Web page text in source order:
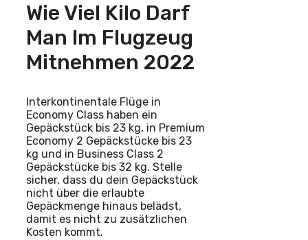
Wie Viel Kilo Darf
Man Im Flugzeug
Mitnehmen 2022
Interkontinentale Flüge in
Economy Class haben ein
Gepäckstück bis 23 kg, in Premium
Economy 2 Gepäckstücke bis 23
kg und in Business Class 2
Gepäckstücke bis 32 kg. Stelle
sicher, dass du dein Gepäckstück
nicht über die erlaubte
Gepäckmenge hinaus belädst,
damit es nicht zu zusätzlichen
Kosten kommt.